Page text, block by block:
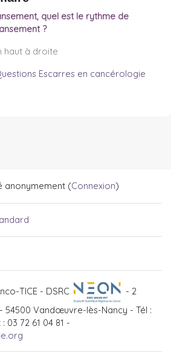
quel est le rythme de
?
haut à droite
Escarres en cancérologie
anonymement (Connexion)
TICE - DSRC
- 2
54500 Vandœuvre-lès-Nancy - Tél :
03 72 61 04 81 -